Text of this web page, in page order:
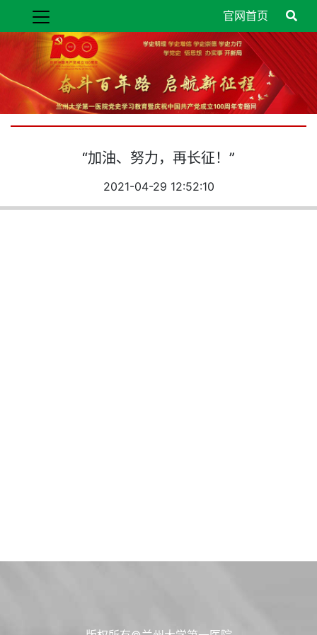
官网首页
“加油、努力，再长征！”
2021-04-29 12:52:10